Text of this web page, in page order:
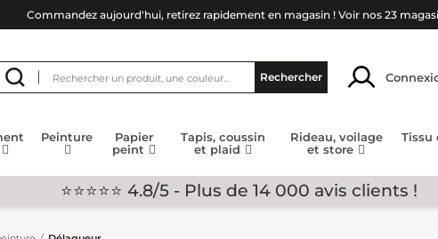
Commandez aujourd'hui, retirez rapidement en magasin ! Voir nos 23
Rechercher
Peinture
Papier
peint
Tapis, coussin
et plaid
Rideau, voilage
et store
Tissu
⭐⭐⭐⭐⭐ 4.8/5 - Plus de 14 000 avis clients !